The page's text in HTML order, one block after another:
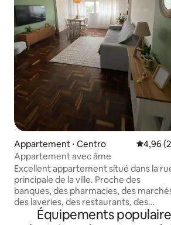
Appartement ⋅ Centro
4,96
Appartement avec âme
Excellent appartement situé dans la
principale de la ville. Proche des
banques, des pharmacies, des
des laveries, des restaurants, des
boulangeries, des universités, de la
Équipements